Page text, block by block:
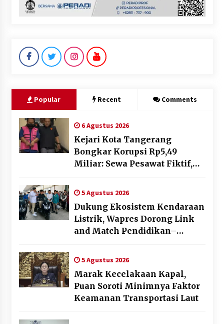
Popular Recent Comments
6 Agustus 2026
Kejari Kota Tangerang
Bongkar Korupsi Rp5,49
Miliar: Sewa Pesawat Fiktif,
Ditahan
5 Agustus 2026
Dukung Ekosistem Kendaraan
Listrik, Wapres Dorong Link
and Match Pendidikan–
5 Agustus 2026
Marak Kecelakaan Kapal,
Puan Soroti Minimnya Faktor
Keamanan Transportasi Laut